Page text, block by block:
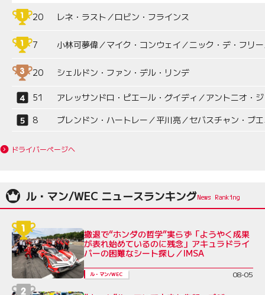
20 レネ・ラスト／ロビン・フラインス
7 小林可夢偉／マイク・コンウェイ／ニック・デ・フリ
20 シェルドン・ファン・デル・リンデ
51
アレッサンドロ・ピエール・グイディ／アントニオ・
8
ブレンドン・ハートレー／平川亮／セバスチャン・ブ
ドライバーページへ
ル・マン/WEC ニュースランキング
撤退で“ホンダの哲学”実らず「ようやく成果
が表れ始めているのに残念」アキュラドライ
バーの困難なシート探し／IMSA
ル・マン/WEC 08-05